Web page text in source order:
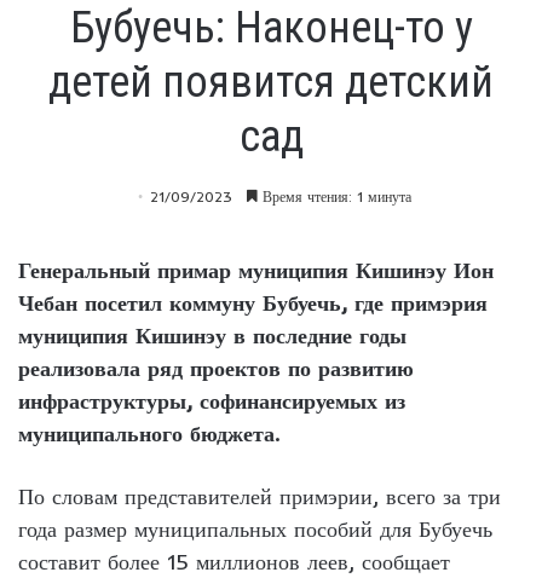
Бубуечь: Наконец-то у
детей появится детский
сад
21/09/2023 Время чтения: 1 минута
Генеральный примар муниципия Кишинэу Ион
Чебан посетил коммуну Бубуечь, где примэрия
муниципия Кишинэу в последние годы
реализовала ряд проектов по развитию
инфраструктуры, софинансируемых из
муниципального бюджета.
По словам представителей примэрии, всего за три
года размер муниципальных пособий для Бубуечь
составит более 15 миллионов леев, сообщает